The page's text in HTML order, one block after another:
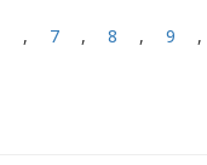
, 7 , 8 , 9